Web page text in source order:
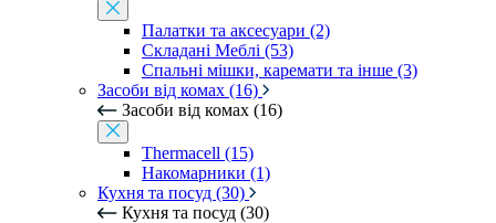
Палатки та аксесуари (2)
Складані Меблі (53)
Спальні мішки, каремати та інше (3)
Засоби від комах (16)
Засоби від комах (16)
Thermacell (15)
Накомарники (1)
Кухня та посуд (30)
Кухня та посуд (30)